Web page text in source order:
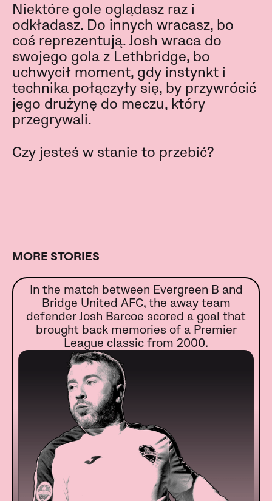
Niektóre gole oglądasz raz i
odkładasz. Do innych wracasz, bo
coś reprezentują. Josh wraca do
swojego gola z Lethbridge, bo
uchwycił moment, gdy instynkt i
technika połączyły się, by przywrócić
jego drużynę do meczu, który
przegrywali.
Czy jesteś w stanie to przebić?
MORE STORIES
In the match between Evergreen B and
Bridge United AFC, the away team
defender Josh Barcoe scored a goal that
brought back memories of a Premier
League classic from 2000.